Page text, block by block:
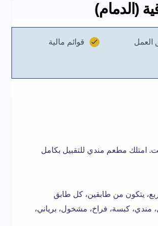
(الدمام)
العمل قوائم مالية
امتلك مطعم مندي للتقبيل بكامل
إجمالية 192 متر مربع، يتكون من طابقين، كل طابق
مختلفة مثل، مندي، كبسة، فراخ، مشخول، برياني،